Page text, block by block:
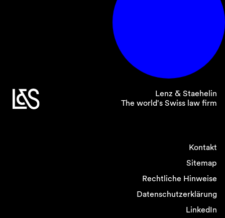
Lenz & Staehelin
The world's Swiss law firm
Kontakt
Sitemap
Rechtliche Hinweise
Datenschutzerklärung
LinkedIn